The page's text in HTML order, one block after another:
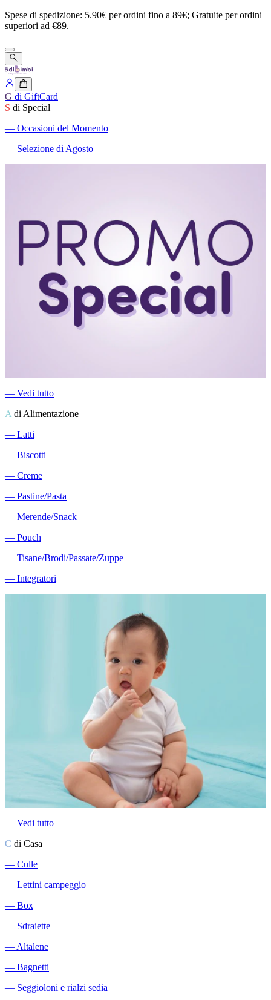
Spese di spedizione: 5.90€ perordini fino a 89€; Gratuite perordini
superiori ad €89.
G di GiftCard
S di Special
― Occasioni del Momento
― Selezione di Agosto
― Vedi tutto
A di Alimentazione
― Latti
― Biscotti
― Creme
― Pastine/Pasta
― Merende/Snack
― Pouch
― Tisane/Brodi/Passate/Zuppe
― Integratori
― Vedi tutto
C di Casa
― Culle
― Lettini campeggio
― Box
― Sdraiette
―Altalene
― Bagnetti
― Seggioloni e rialzi sedia